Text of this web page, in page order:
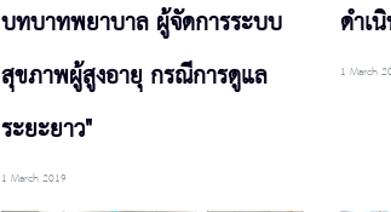
บทบาทพยาบาล ผู้จัดการระบบ
สุขภาพผู้สูงอายุ กรณีการดูแล
ระยะยาว"
1 March 2019
ดำเ
1 March